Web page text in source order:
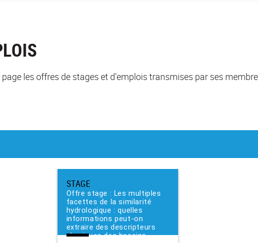
les offres de stages et d'emplois transmises par ses
STAGE
Offre stage : Les multiples
facettes de la similarité
hydrologique : quelles
informations peut-on
extraire des descripteurs
physiques des bassins